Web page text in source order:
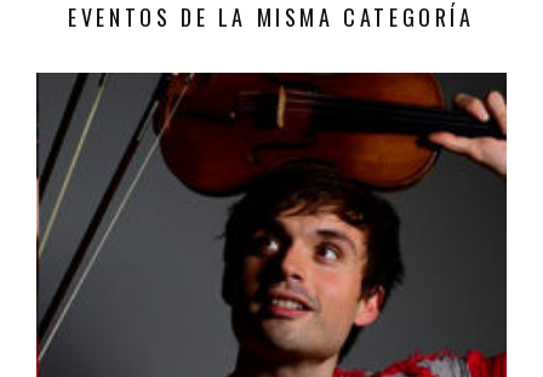
EVENTOS DE LA MISMA CATEGORÍA